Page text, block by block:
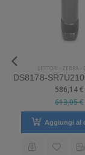
LETTORI - ZEBRA -
586,14 €
613,05 €
Aggiungi al